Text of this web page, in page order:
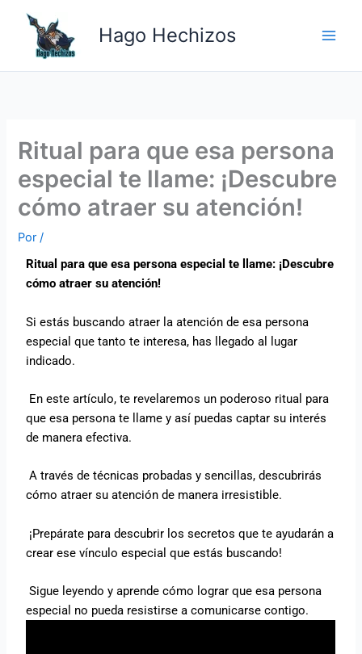
contenido
Hago Hechizos
Ritual para que esa persona
especial te llame: ¡Descubre
cómo atraer su atención!
Por/
Ritual para que esa persona especial te llame: ¡Descubre
cómo atraer su atención!
Si estás buscando atraer la atención de esa persona
especial que tanto te interesa, has llegado al lugar
indicado.
En este artículo, te revelaremos un poderoso ritual para
que esa persona te llame y así puedas captar su interés
de manera efectiva.
A través de técnicas probadas y sencillas, descubrirás
cómo atraer su atención de manera irresistible.
¡Prepárate para descubrir los secretos que te ayudarán a
crear ese vínculo especial que estás buscando!
Sigue leyendo y aprende cómo lograr que esa persona
especial no pueda resistirse a comunicarse contigo.